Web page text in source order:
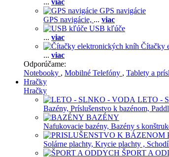
... viac
GPS navigácie
GPS navigácie, ... viac
USB kľúče
... viac
Čítačky
... viac
Odporúčame:
Notebooky , Mobilné Telefóny , Tablety a
Hračky
Hračky
LETO -
Bazény, Príslušenstvo k bazénom,
BAZÉNY
Nafukovacie bazény, Bazény s
Solárne plachty, Krycie plachty ,
ŠPORT A